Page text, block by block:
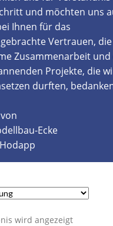
Verordnung
und möchten uns
Ihnen für das
Vertrauen, die
Zusammenarbeit und
Projekte, die
durften,
Ecke
wird angezeigt